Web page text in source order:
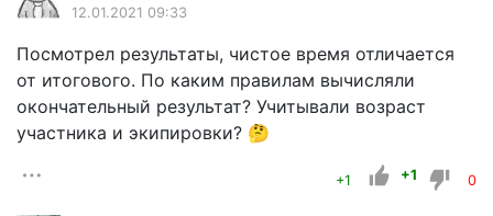
12.01.2021 09:33
Посмотрел результаты, чистое время отличается
от итогового. По каким правилам вычисляли
окончательный результат? Учитывали возраст
участника и экипировки? 🤔
+1 +1 0